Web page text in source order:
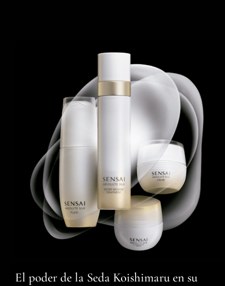
El poder de la Seda Koishimaru en su